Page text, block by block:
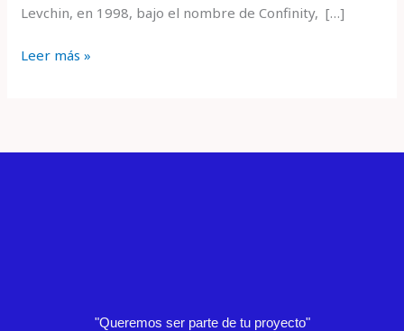
Levchin, en 1998, bajo el nombre de Confinity, […]
Leer más »
"Queremos ser parte de tu proyecto"